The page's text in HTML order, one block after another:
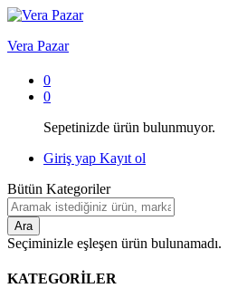
Vera Pazar
0
0
Sepetinizde ürün bulunmuyor.
Giriş yap Kayıt ol
Bütün Kategoriler
Ara
Seçiminizle eşleşen ürün bulunamadı.
KATEGORİLER